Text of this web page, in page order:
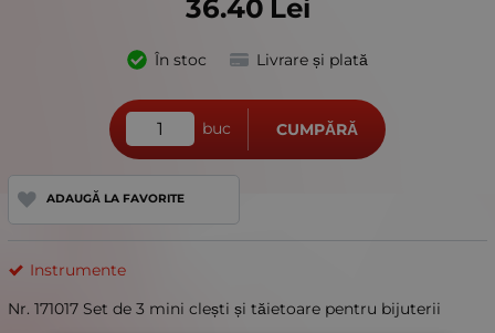
36.40 Lei
În stoc Livrare și plată
buc CUMPĂRĂ
ADAUGĂ LA FAVORITE
Instrumente
Nr. 171017 Set de 3 mini clești și tăietoare pentru bijuterii